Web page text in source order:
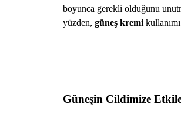
boyunca gerekli olduğunu
yüzden, güneş kremi
Güneşin Cildimize